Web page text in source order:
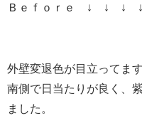
Ｂｅｆｏｒｅ ↓ ↓ ↓
外壁変退色が目立ってます
南側で日当たりが良く、
ました。